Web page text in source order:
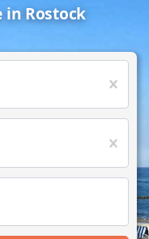
Rostock